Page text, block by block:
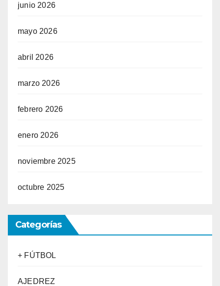
junio 2026
mayo 2026
abril 2026
marzo 2026
febrero 2026
enero 2026
noviembre 2025
octubre 2025
Categorías
+ FÚTBOL
AJEDREZ